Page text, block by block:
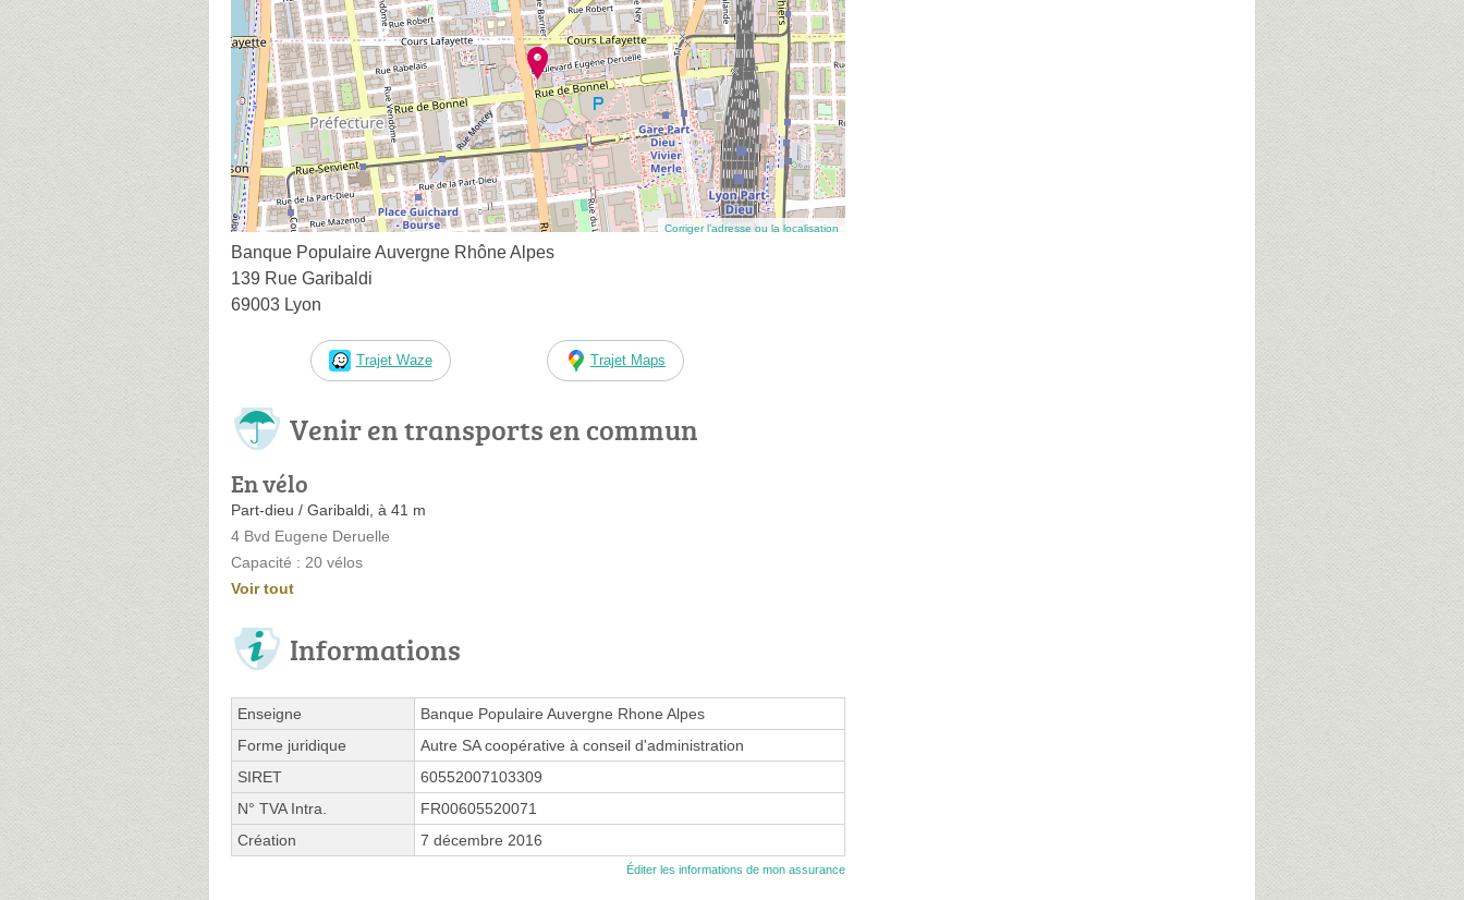
Corriger l’adresse ou la localisation
Banque Populaire Auvergne Rhône Alpes
139 Rue Garibaldi
69003 Lyon
Trajet Waze Trajet Maps
Venir en transports en commun
En vélo
Part-dieu / Garibaldi, à 41 m
4 Bvd Eugene Deruelle
Capacité : 20 vélos
Voir tout
Informations
Enseigne
Banque Populaire Auvergne Rhone Alpes
Forme juridique
Autre SA coopérative à conseil d'administration
SIRET
60552007103309
N° TVA Intra.
FR00605520071
Création
7 décembre 2016
Éditer les informations de mon assurance